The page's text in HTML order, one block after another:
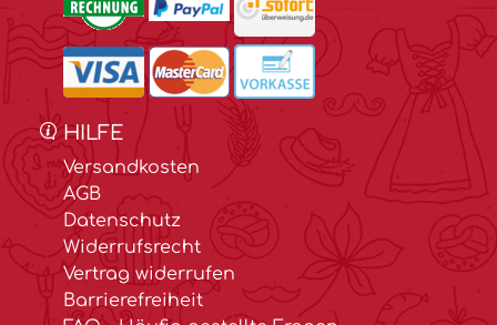
HILFE
Versandkosten
AGB
Datenschutz
Widerrufsrecht
Vertrag widerrufen
Barrierefreiheit